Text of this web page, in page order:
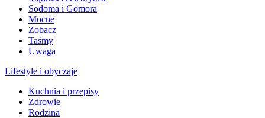
Sodoma i Gomora
Mocne
Zobacz
Taśmy
Uwaga
Lifestyle i obyczaje
Kuchnia i przepisy
Zdrowie
Rodzina